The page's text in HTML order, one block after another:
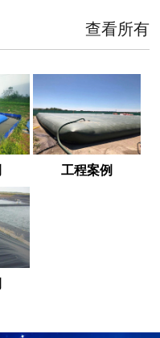
查看所有
工程案例